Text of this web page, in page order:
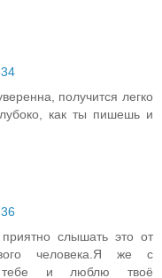
получится легко
как ты пишешь и
слышать это от
человека.Я же с
тебе и люблю твоё